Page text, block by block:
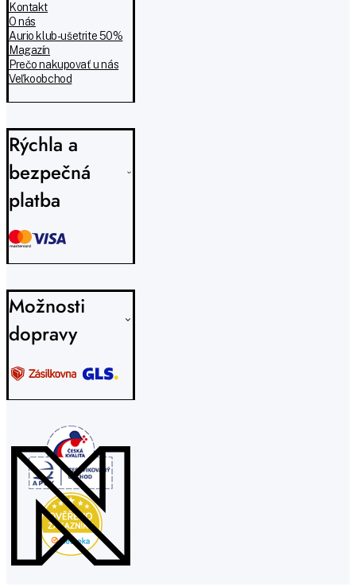
Kontakt
O nás
Aurio klub - ušetrite 50%
Magazín
Prečo nakupovať u nás
Veľkoobchod
Rýchla a
bezpečná
platba
Možnosti
dopravy